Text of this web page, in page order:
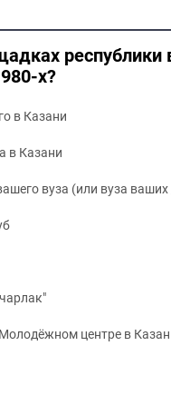
республики
х?
в Казани
в Казани
вуза (или вуза ваших
центре в